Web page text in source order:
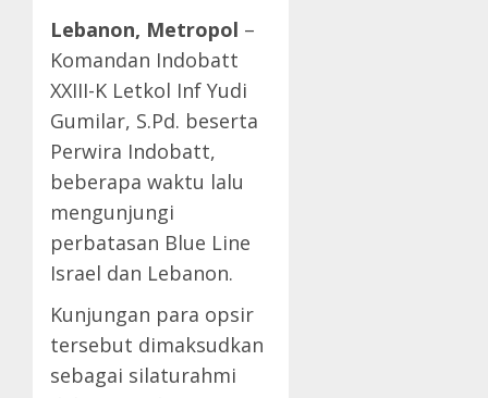
Lebanon, Metropol –
Komandan Indobatt
XXIII-K Letkol Inf Yudi
Gumilar, S.Pd. beserta
Perwira Indobatt,
beberapa waktu lalu
mengunjungi
perbatasan Blue Line
Israel dan Lebanon.
Kunjungan para opsir
tersebut dimaksudkan
sebagai silaturahmi